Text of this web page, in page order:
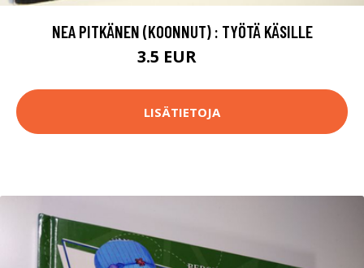
NEA PITKÄNEN (KOONNUT) : TYÖTÄ KÄSILLE
3.5 EUR
LISÄTIETOJA